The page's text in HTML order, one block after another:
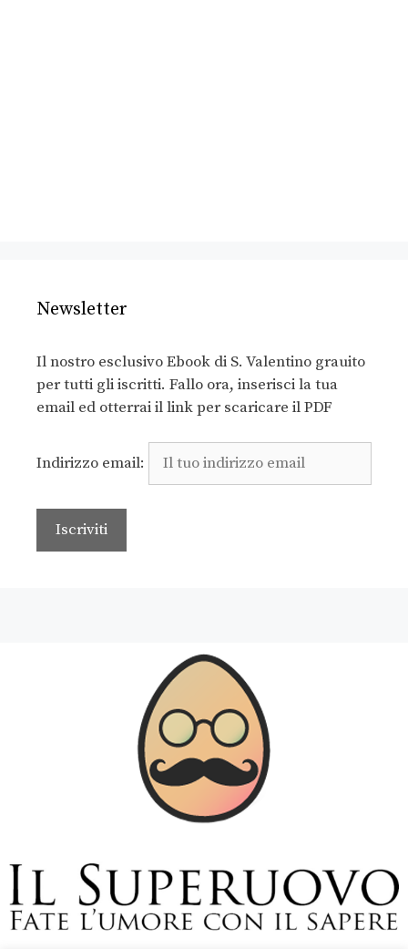
Newsletter
Il nostro esclusivo Ebook di S. Valentino grauito
per tutti gli iscritti. Fallo ora, inserisci la tua
email ed otterrai il link per scaricare il PDF
Indirizzo email: